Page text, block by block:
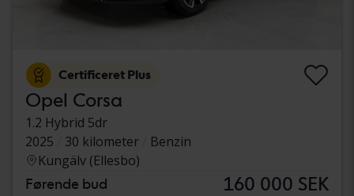
Certificeret Plus
Opel Corsa
1.2 Hybrid 5dr
2025
30 kilometer
Benzin
Kungälv (Ellesbo)
Førende bud 160 000 SEK